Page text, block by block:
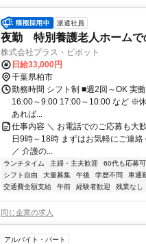
派遣社員
夜勤 特別養護老人ホームで
株式会社プラス・ピボット
日給33,000円
千葉県柏市
勤務時間 シフト制 ■週2回～OK 実
16:00～9:00 17:00～10:00 など ※
あれば...
仕事内容 ＼ お電話でのご応募も大
日9時～18時 まずはお気軽にご
／ 介護の...
ランチタイム 主婦・主夫歓迎 60代も応募可
シフト自由
大量募集 午後 学歴不問 車通
交通費全額支給
午前 経験者歓迎 残業なし
同じ企業の求人
アルバイト・パート